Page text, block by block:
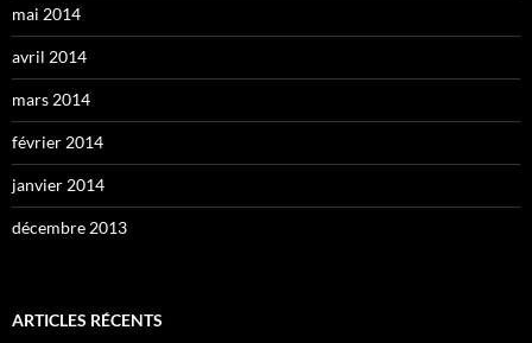
mai 2014
avril 2014
mars 2014
février 2014
janvier 2014
décembre 2013
ARTICLES RÉCENTS